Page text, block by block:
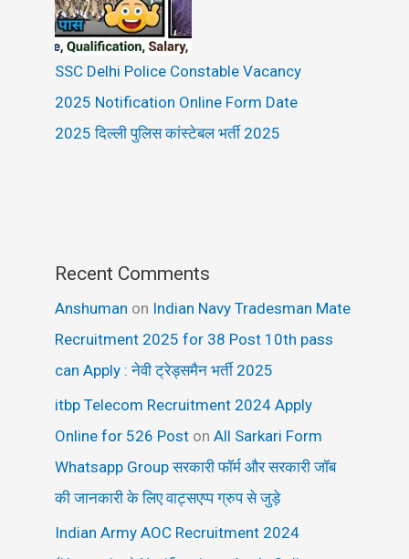
SSC Delhi Police Constable Vacancy
2025 Notification Online Form Date
2025 दिल्ली पुलिस कांस्टेबल भर्ती 2025
Recent Comments
Anshuman on Indian Navy Tradesman Mate
Recruitment 2025 for 38 Post 10th pass
can Apply : नेवी ट्रेड्समैन भर्ती 2025
itbp Telecom Recruitment 2024 Apply
Online for 526 Post onAll Sarkari Form
Whatsapp Group सरकारी फॉर्म और सरकारी जॉब
की जानकारी के लिए वाट्सएप्प ग्रुप से जुड़े
Indian Army AOC Recruitment 2024